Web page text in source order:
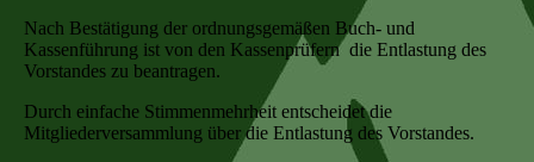
Nach Bestätigung der ordnungsgemäßen Buch- und
Kassenführung ist von den Kassenprüfern die Entlastung des
Vorstandes zu beantragen.
Durch einfache Stimmenmehrheit entscheidet die
Mitgliederversammlung über die Entlastung des Vorstandes.